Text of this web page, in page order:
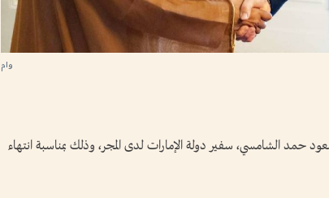
وام
حمد الشامسي، سفير دولة الإمارات لدى المجر، وذلك بمناسبة انتهاء